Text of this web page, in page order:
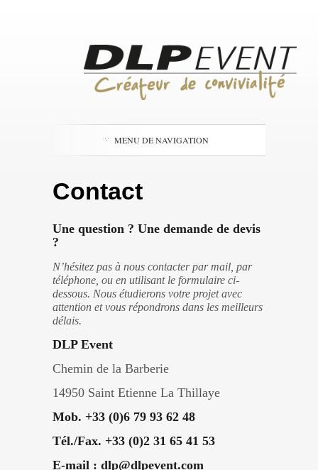
MENU DE NAVIGATION
Contact
Une question ? Une demande de devis
?
N’hésitez pas à nous contacter par mail, par
téléphone, ou en utilisant le formulaire ci-
dessous. Nous étudierons votre projet avec
attention et vous répondrons dans les meilleurs
délais.
DLP Event
Chemin de la Barberie
14950 Saint Etienne La Thillaye
Mob. +33 (0)6 79 93 62 48
Tél./Fax. +33 (0)2 31 65 41 53
E-mail : dlp@dlpevent.com